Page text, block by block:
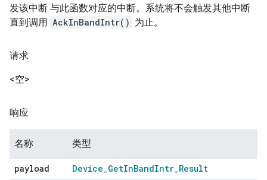
发该中断 与此函数对应的中断。系统将不会触发其他中断
直到调用 AckInBandIntr() 为止。
请求
<空>
响应
名称 类型
payload Device_GetInBandIntr_Result